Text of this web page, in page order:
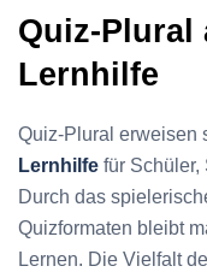
Quiz-Plural
Lernhilfe
Quiz-Plural erweisen
Lernhilfe für Schüler,
Durch das
Quizformaten bleibt
Lernen. Die Vielfalt